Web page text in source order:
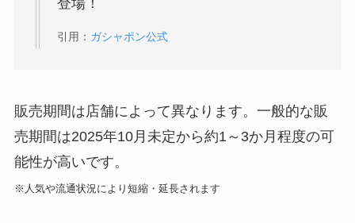
登場！
引用： ガシャポン公式
販売期間は店舗によって異なります。一般的な販
売期間は2025年10月未定から約1～3か月程度の可
能性が高いです。
※人気や流通状況により短縮・延長されます